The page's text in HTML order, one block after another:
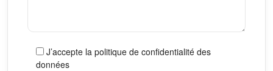
J’accepte la politique de confidentialité des
données